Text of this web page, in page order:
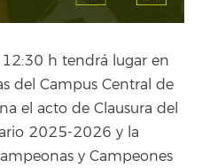
h tendrá lugar en
del Campus Central de
el acto de Clausura del
2025-2026 y la
y Campeones